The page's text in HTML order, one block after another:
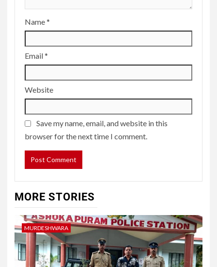
Name*
Email*
Website
Save my name, email, and website in this
browser for the next time I comment.
MORE STORIES
MURDESHWARA